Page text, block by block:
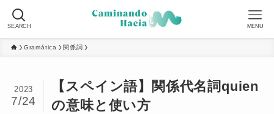
SEARCH MENU
Gramática 関係詞
【スペイン語】関係代名詞quien
の意味と使い方
2023
7/24